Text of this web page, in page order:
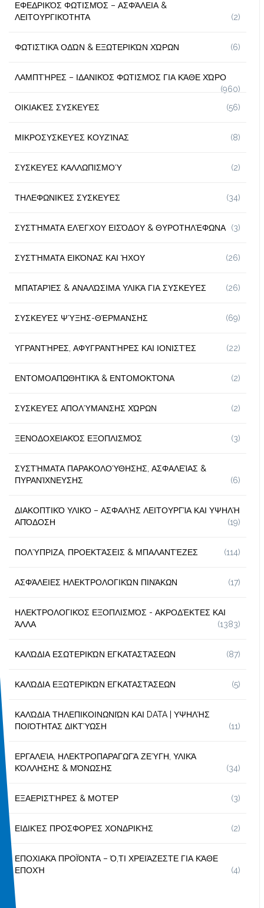
ΕΦΕΔΡΙΚΌΣ ΦΩΤΙΣΜΌΣ – ΑΣΦΆΛΕΙΑ &
ΛΕΙΤΟΥΡΓΙΚΌΤΗΤΑ
(2)
ΦΩΤΙΣΤΙΚΆ ΟΔΏΝ & ΕΞΩΤΕΡΙΚΏΝ ΧΏΡΩΝ (6)
ΛΑΜΠΤΉΡΕΣ – ΙΔΑΝΙΚΌΣ ΦΩΤΙΣΜΌΣ ΓΙΑ ΚΆΘΕ ΧΏΡΟ
(960)
ΟΙΚΙΑΚΈΣ ΣΥΣΚΕΥΈΣ
(56)
ΜΙΚΡΟΣΥΣΚΕΥΈΣ ΚΟΥΖΊΝΑΣ (8)
ΣΥΣΚΕΥΈΣ ΚΑΛΛΩΠΙΣΜΟΎ (2)
ΤΗΛΕΦΩΝΙΚΈΣ ΣΥΣΚΕΥΈΣ (34)
ΣΥΣΤΉΜΑΤΑ ΕΛΈΓΧΟΥ ΕΙΣΌΔΟΥ & ΘΥΡΟΤΗΛΈΦΩΝΑ (3)
ΣΥΣΤΉΜΑΤΑ ΕΙΚΌΝΑΣ ΚΑΙ ΉΧΟΥ (26)
ΜΠΑΤΑΡΊΕΣ & ΑΝΑΛΏΣΙΜΑ ΥΛΙΚΆ ΓΙΑ ΣΥΣΚΕΥΈΣ (26)
ΣΥΣΚΕΥΈΣ ΨΎΞΗΣ-ΘΈΡΜΑΝΣΗΣ (69)
ΥΓΡΑΝΤΉΡΕΣ, ΑΦΥΓΡΑΝΤΉΡΕΣ ΚΑΙ ΙΟΝΙΣΤΈΣ (22)
ΕΝΤΟΜΟΑΠΩΘΗΤΙΚΆ & ΕΝΤΟΜΟΚΤΌΝΑ (2)
ΣΥΣΚΕΥΈΣ ΑΠΟΛΎΜΑΝΣΗΣ ΧΏΡΩΝ (2)
ΞΕΝΟΔΟΧΕΙΑΚΌΣ ΕΞΟΠΛΙΣΜΌΣ (3)
ΣΥΣΤΉΜΑΤΑ ΠΑΡΑΚΟΛΟΎΘΗΣΗΣ, ΑΣΦΑΛΕΊΑΣ &
ΠΥΡΑΝΊΧΝΕΥΣΗΣ
(6)
ΔΙΑΚΟΠΤΙΚΌ ΥΛΙΚΌ – ΑΣΦΑΛΉΣ ΛΕΙΤΟΥΡΓΊΑ ΚΑΙ ΥΨΗΛΉ
ΑΠΌΔΟΣΗ
(19)
ΠΟΛΎΠΡΙΖΑ, ΠΡΟΕΚΤΆΣΕΙΣ & ΜΠΑΛΑΝΤΈΖΕΣ (114)
ΑΣΦΆΛΕΙΕΣ ΗΛΕΚΤΡΟΛΟΓΙΚΏΝ ΠΙΝΆΚΩΝ (17)
ΗΛΕΚΤΡΟΛΟΓΙΚΌΣ ΕΞΟΠΛΙΣΜΌΣ - ΑΚΡΟΔΈΚΤΕΣ ΚΑΙ
ΆΛΛΑ
(1383)
ΚΑΛΏΔΙΑ ΕΣΩΤΕΡΙΚΏΝ ΕΓΚΑΤΑΣΤΆΣΕΩΝ (87)
ΚΑΛΏΔΙΑ ΕΞΩΤΕΡΙΚΏΝ ΕΓΚΑΤΑΣΤΆΣΕΩΝ (5)
ΚΑΛΏΔΙΑ ΤΗΛΕΠΙΚΟΙΝΩΝΙΏΝ ΚΑΙ DATA | ΥΨΗΛΉΣ
ΠΟΙΌΤΗΤΑΣ ΔΙΚΤΎΩΣΗ
(11)
ΕΡΓΑΛΕΊΑ, ΗΛΕΚΤΡΟΠΑΡΑΓΩΓΆ ΖΕΎΓΗ, ΥΛΙΚΆ
ΚΌΛΛΗΣΗΣ & ΜΌΝΩΣΗΣ
(34)
ΕΞΑΕΡΙΣΤΉΡΕΣ & ΜΟΤΈΡ (3)
ΕΙΔΙΚΈΣ ΠΡΟΣΦΟΡΈΣ ΧΟΝΔΡΙΚΉΣ (2)
ΕΠΟΧΙΑΚΆ ΠΡΟΪΌΝΤΑ – Ό,ΤΙ ΧΡΕΙΆΖΕΣΤΕ ΓΙΑ ΚΆΘΕ
ΕΠΟΧΉ
(4)